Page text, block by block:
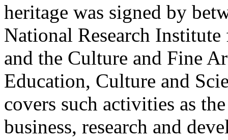
heritage was signed by
National Research
and the Culture and Fine
Education, Culture and
covers such activities as
business, research and